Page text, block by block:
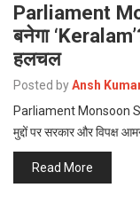
Parliament
बनेगा
हलचल
Posted byAnsh
Parliament Monsoon
मुद्दों पर सरकार और विपक्ष
Read More